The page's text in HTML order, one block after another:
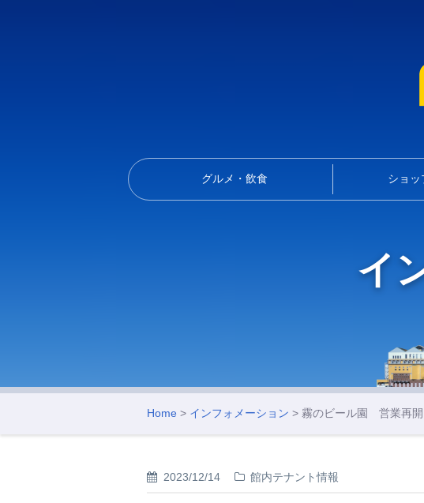
グルメ・飲食 ショッ
イ
Home > インフォメーション > 霧のビール園 営業再開
2023/12/14 館内テナント情報